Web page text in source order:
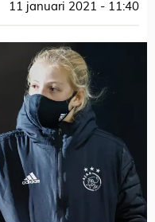
11 januari 2021 - 11:40